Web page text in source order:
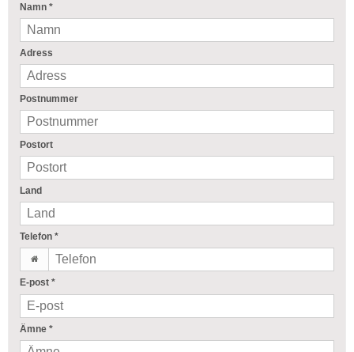
Namn *
Adress
Postnummer
Postort
Land
Telefon *
E-post *
Ämne *